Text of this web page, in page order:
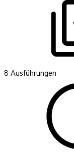
8 Ausführungen